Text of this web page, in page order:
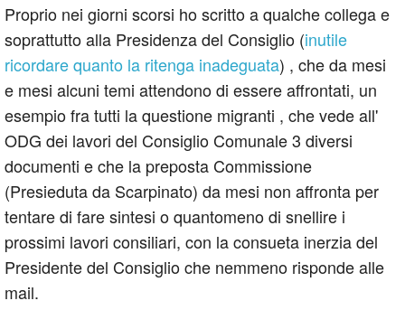
Proprio nei giorni scorsi ho scritto a qualche collega e
soprattutto alla Presidenza del Consiglio (inutile
ricordare quanto la ritenga inadeguata) , che da mesi
e mesi alcuni temi attendono di essere affrontati, un
esempio fra tutti la questione migranti , che vede all'
ODG dei lavori del Consiglio Comunale 3 diversi
documenti e che la preposta Commissione
(Presieduta da Scarpinato) da mesi non affronta per
tentare di fare sintesi o quantomeno di snellire i
prossimi lavori consiliari, con la consueta inerzia del
Presidente del Consiglio che nemmeno risponde alle
mail.